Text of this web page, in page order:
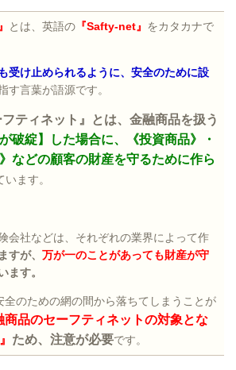
とは、英語の 『Safty-net』 をカタカナで
受け止められるように、安全のために設
す言葉が語源です。
ティネット』とは、金融商品を扱う
が破綻】した場合に、《投資商品》・
などの顧客の財産を守るために作ら
います。
会社などは、それぞれの業界によって作
すが、 万が一のことがあっても財産が守
ます。
全のための網の間から落ちてしまうことが
商品のセーフティネットの対象とな
ため、注意が必要です。